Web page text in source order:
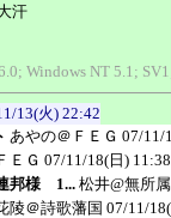
汗
Windows NT 5.1;
13(火) 22:42
あやの＠ＦＥＧ 07/11/
ＥＧ 07/11/18(日) 11:38
邦様 1... 松井@無所属
陵＠詩歌藩国 07/11/